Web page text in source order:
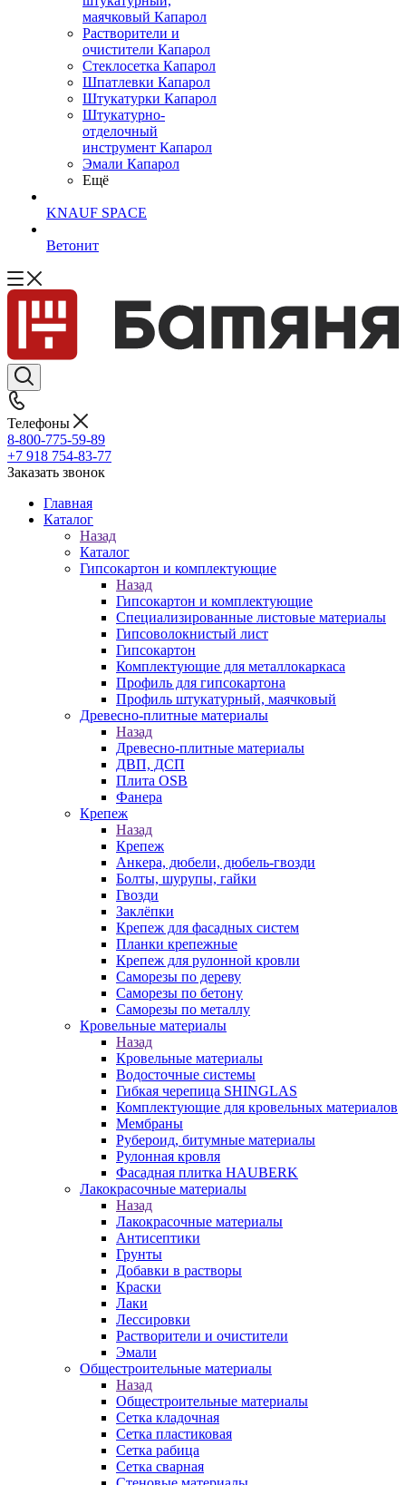
маячковый Капарол
Растворители и
очистители Капарол
Cтеклосетка Капарол
Шпатлевки Капарол
Штукатурки Капарол
Штукатурно-
отделочный
инструмент Капарол
Эмали Капарол
Ещё
KNAUF SPACE
Ветонит
Телефоны
8-800-775-59-89
+7 918 754-83-77
Заказать звонок
Главная
Каталог
Назад
Каталог
Гипсокартон и комплектующие
Назад
Гипсокартон и комплектующие
Специализированные листовые материалы
Гипсоволокнистый лист
Гипсокартон
Комплектующие для металлокаркаса
Профиль для гипсокартона
Профиль штукатурный, маячковый
Древесно-плитные материалы
Назад
Древесно-плитные материалы
ДВП, ДСП
Плита OSB
Фанера
Крепеж
Назад
Крепеж
Анкера, дюбели, дюбель-гвозди
Болты, шурупы, гайки
Гвозди
Заклёпки
Крепеж для фасадных систем
Планки крепежные
Крепеж для рулонной кровли
Саморезы по дереву
Саморезы по бетону
Саморезы по металлу
Кровельные материалы
Назад
Кровельные материалы
Водосточные системы
Гибкая черепица SHINGLAS
Комплектующие для кровельных материалов
Мембраны
Рубероид, битумные материалы
Рулонная кровля
Фасадная плитка HAUBERK
Лакокрасочные материалы
Назад
Лакокрасочные материалы
Антисептики
Грунты
Добавки в растворы
Краски
Лаки
Лессировки
Растворители и очистители
Эмали
Общестроительные материалы
Назад
Общестроительные материалы
Сетка кладочная
Сетка пластиковая
Сетка рабица
Сетка сварная